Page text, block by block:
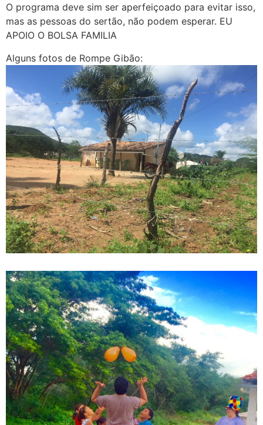
O programa deve sim ser aperfeiçoado para evitar isso,
mas as pessoas do sertão, não podem esperar. EU
APOIO O BOLSA FAMILIA
Alguns fotos de Rompe Gibão: